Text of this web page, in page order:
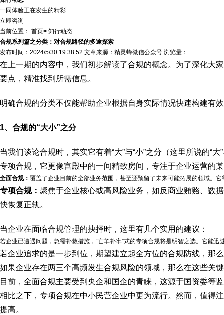
一同体验正在发生的精彩
立即咨询
当前位置： 首页> 知行动态
合规系列篇之分类：对合规路径的多途探索
发布时间：2024/5/30 19:38:52 文章来源：精灵蜂微信公众号 浏览量：
在上一期的内容中，我们初步解读了合规的概念。为了深化大
要点，精准找到所需信息。
明确合规的分类不仅能帮助企业根据自身实际情况快速构建有
1、合规的“大小”之分
当我们谈论合规时，其实它有着“大”与“小”之分（这里所说的“
专项合规，它更像宫殿中的一间精致房间，专注于企业运营的
全面合规： 覆盖了企业目前的全部业务范围，甚至还预留了未来可能拓展的领域。
专项合规： 聚焦于企业核心或高风险业务，如反商业贿赂、数
快恢复正轨。
当企业在面临合规管理的抉择时，这里有几个实用的建议：
若企业已遭遇问题，急需补救措施，“亡羊补牢”式的专项合规将是明智之选。它能
若企业追求的是一步到位，期望建立起全方位的合规防线，那
如果企业存在两三个高频发生合规风险的领域，那么在这些关
目前，全面合规主要受到央企和国企的青睐，这源于国资委等
相比之下，专项合规在中小民营企业中更为流行。然而，值得
提高。